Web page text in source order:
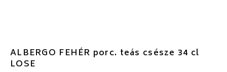
ALBERGO FEHÉR porc. teás csésze 34 cl
LOSE